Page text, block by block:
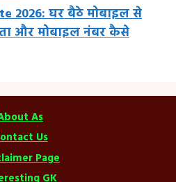
2026: घर बैठे मोबाइल से
और मोबाइल नंबर कैसे
As
Us
Page
GK